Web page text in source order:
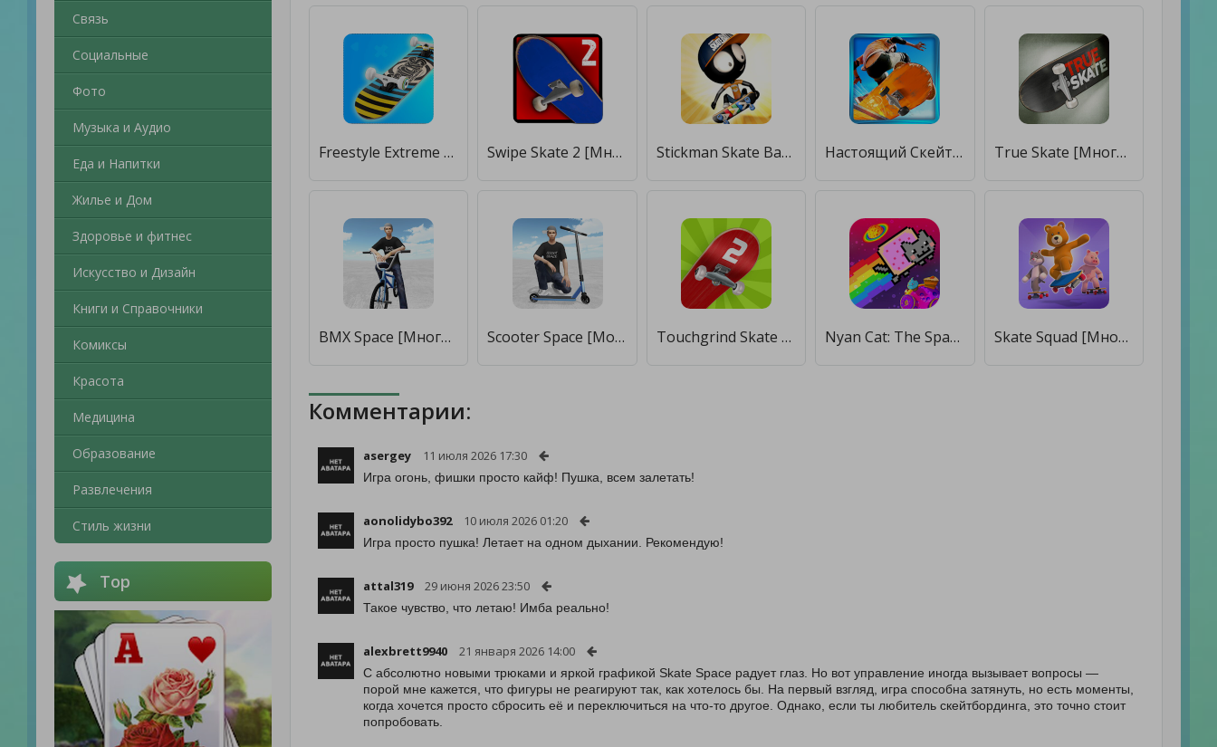
Связь
Социальные
Фото
Музыка и Аудио
Еда и Напитки
Жилье и Дом
Здоровье и фитнес
Искусство и Дизайн
Книги и Справочники
Комиксы
Красота
Медицина
Образование
Развлечения
Стиль жизни
Top
Freestyle Extreme Skater: Flippy Skate [Много денег] Swipe Skate 2 [Много монет] Stickman Skate Battle [Много монет] Настоящий Скейт - Skate 3D [Много денег] True Skate [Много денег]
BMX Space [Много денег] Scooter Space [Мод меню] Touchgrind Skate 2 [Бесплатные покупки] Nyan Cat: The Space Journey [Мод меню] Skate Squad [Много монет]
Комментарии:
asergey 11 июля 2026 17:30
Игра огонь, фишки просто кайф! Пушка, всем залетать!
aonolidybo392 10 июля 2026 01:20
Игра просто пушка! Летает на одном дыхании. Рекомендую!
attal319 29 июня 2026 23:50
Такое чувство, что летаю! Имба реально!
alexbrett9940 21 января 2026 14:00
С абсолютно новыми трюками и яркой графикой Skate Space радует глаз. Но вот управление иногда вызывает вопросы —
порой мне кажется, что фигуры не реагируют так, как хотелось бы. На первый взгляд, игра способна затянуть, но есть моменты,
когда хочется просто сбросить её и переключиться на что-то другое. Однако, если ты любитель скейтбординга, это точно стоит
попробовать.